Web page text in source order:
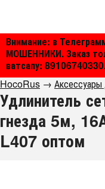
Внимание: в
МОШЕННИКИ. Заказ
ватсапу:
HocoRus →
Удлинитель
гнезда 5м,
L407 оптом